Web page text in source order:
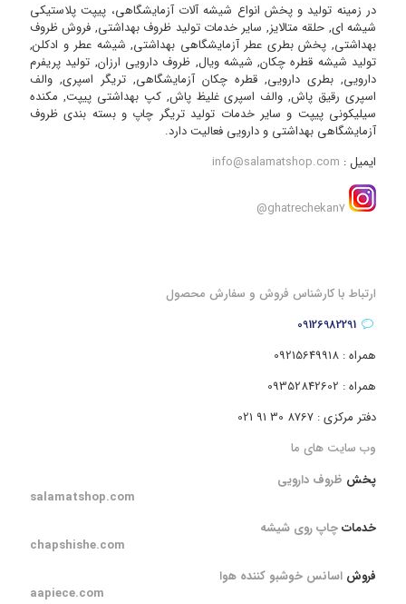
در زمینه تولید و پخش انواع شیشه آلات آزمایشگاهی، پیپت پلاستیکی
شیشه ای, حلقه متالایز, سایر خدمات تولید ظروف بهداشتی, فروش ظروف
بهداشتی, پخش بطری عطر آزمایشگاهی بهداشتی, شیشه عطر و ادکلن,
تولید شیشه قطره چکان, شیشه ویال, ظروف دارویی ارزان, تولید پریفرم
دارویی, بطری دارویی, قطره چکان آزمایشگاهی, تریگر اسپری, والف
اسپری رقیق پاش, والف اسپری غلیظ پاش, کپ بهداشتی پیپت, مکنده
سیلیکونی پیپت و سایر خدمات تولید تریگر چاپ و بسته بندی ظروف
آزمایشگاهی بهداشتی و دارویی فعالیت دارد.
ایمیل : info@salamatshop.com
ghatrechekan7@
ارتباط با کارشناس فروش و سفارش محصول
09126982291
همراه : 09215649918
همراه : 09352842602
دفتر مرکزی : 8767 30 91 021
وب سایت های ما
پخش ظروف دارویی
salamatshop.com
خدماتچاپ روی شیشه
chapshishe.com
فروش اسانس خوشبو کننده هوا
aapiece.com